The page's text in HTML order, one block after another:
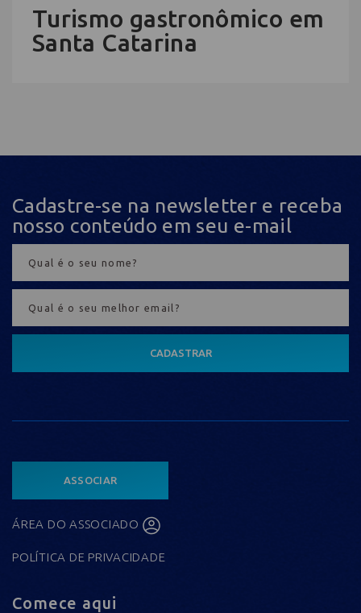
Turismo gastronômico em
Santa Catarina
Cadastre-se na newsletter e receba
nosso conteúdo em seu e-mail
CADASTRAR
ASSOCIAR
ÁREA DO ASSOCIADO
POLÍTICA DE PRIVACIDADE
Comece aqui